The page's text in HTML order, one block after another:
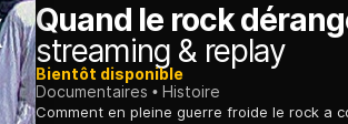
Quand le rock
streaming & replay
Bientôt disponible
Documentaires
Histoire
Comment en pleine guerre froide le rock a